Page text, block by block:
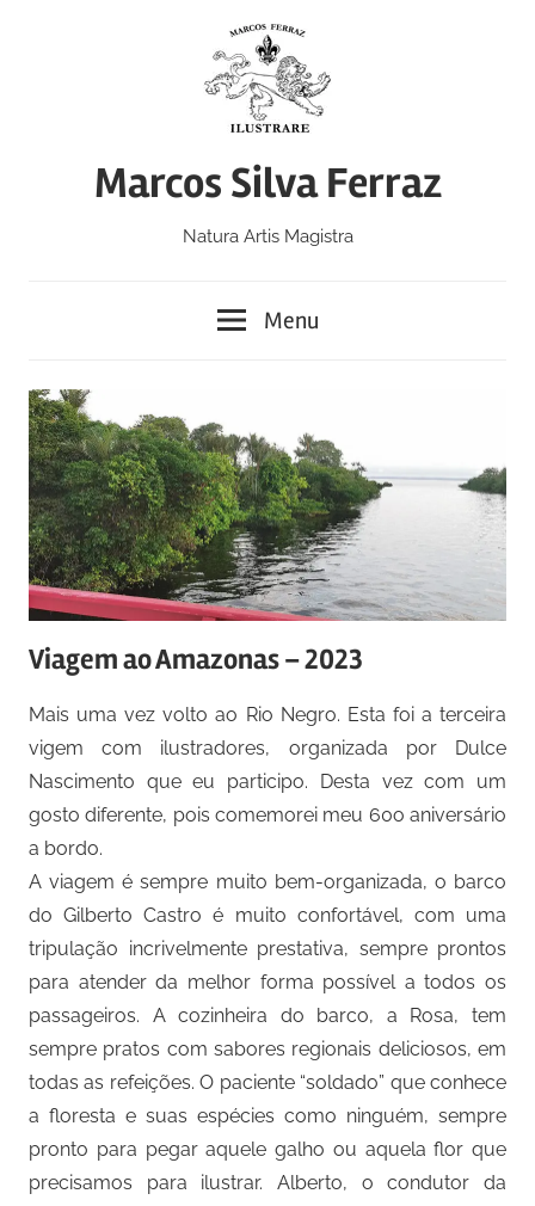
Marcos Silva Ferraz
Natura Artis Magistra
Menu
Viagem ao Amazonas – 2023
Mais uma vez volto ao Rio Negro. Esta foi a terceira
vigem com ilustradores, organizada por Dulce
Nascimento que eu participo. Desta vez com um
gosto diferente, pois comemorei meu 60o aniversário
a bordo.
A viagem é sempre muito bem-organizada, o barco
do Gilberto Castro é muito confortável, com uma
tripulação incrivelmente prestativa, sempre prontos
para atender da melhor forma possível a todos os
passageiros. A cozinheira do barco, a Rosa, tem
sempre pratos com sabores regionais deliciosos, em
todas as refeições. O paciente “soldado” que conhece
a floresta e suas espécies como ninguém, sempre
pronto para pegar aquele galho ou aquela flor que
precisamos para ilustrar. Alberto, o condutor da